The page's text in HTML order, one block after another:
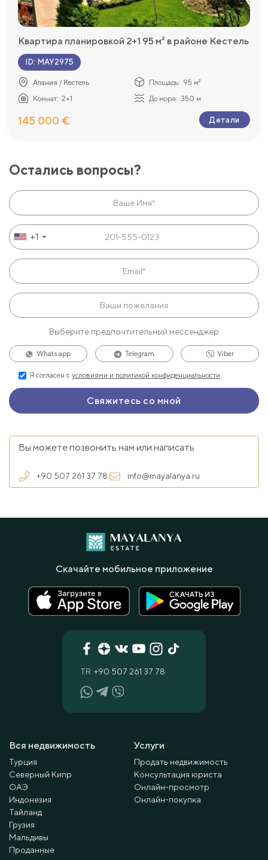
Квартира планировкой 2+1 95 м² в районе Кестель
ID: MAY2975
Алания / Кестель Площадь: 95 м²
Комнат: 2+1 До моря: 350 м
145 000 € Детали
Остались вопросы?
+1
Выберите предпочтительный мессенджер
Whats app Telegram Viber
Я согласен с условиями и политикой конфиденциальности
Вы можете позвонить нам или написать
+90 507 261 37 78 info@mayalanya.ru
Вся недвижимость
Турция
Северный Кипр
ОАЭ
Индонезия
Тайланд
Грузия
Мальдивы
Проданные
Услуги
Продать недвижимость
Консультация юриста
Онлайн-просмотр
Онлайн-покупка
TR +90 507 261 37 78
Скачайте мобильное приложение